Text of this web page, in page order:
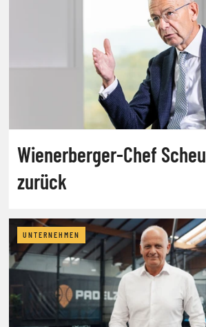
Wienerberger-Chef
zurück
UNTERNEHMEN